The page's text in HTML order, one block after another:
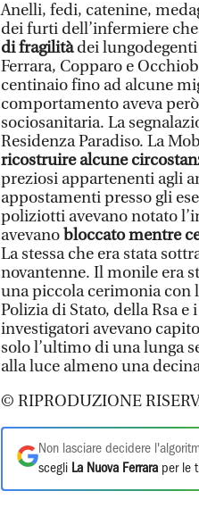
Anelli, fedi, catenine,
dei furti dell’infermiere
di fragilitàdei
Ferrara, Copparo e
centinaio fino ad alcune
comportamento aveva però
sociosanitaria. La
Residenza Paradiso. La
ricostruire alcune
preziosi appartenenti agli
appostamenti presso gli
poliziotti avevano notato
avevano bloccato mentre
La stessa che era stata
novantenne. Il monile era
una piccola cerimonia con
Polizia di Stato, della Rsa
investigatori avevano
solo l’ultimo di una lunga
alla luce almeno una
© RIPRODUZIONE
Non lasciare decidere
scegli La Nuova Ferrara per le